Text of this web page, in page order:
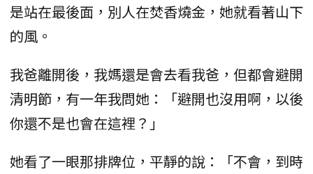
是站在最後面，別人在焚香燒金，她就看著山下
的風。
我爸離開後，我媽還是會去看我爸，但都會避開
清明節，有一年我問她：「避開也沒用啊，以後
你還不是也會在這裡？」
她看了一眼那排牌位，平靜的說：「不會，到時